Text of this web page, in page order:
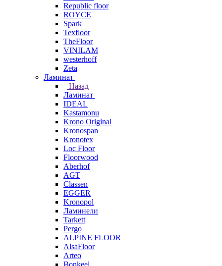
Republic floor
ROYCE
Spark
Texfloor
TheFloor
VINILAM
westerhoff
Zeta
Ламинат
Назад
Ламинат
IDEAL
Kastamonu
Krono Original
Kronospan
Kronotex
Loc Floor
Floorwood
Aberhof
AGT
Classen
EGGER
Kronopol
Ламинели
Tarkett
Pergo
ALPINE FLOOR
AlsaFloor
Arteo
Bonkeel